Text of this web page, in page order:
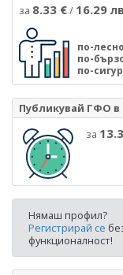
за 8.33 €/ 16.29
по-лесно
по-
по-
Публикувай ГФО
за
Нямаш профил?
Регистрирай се
функционалност!